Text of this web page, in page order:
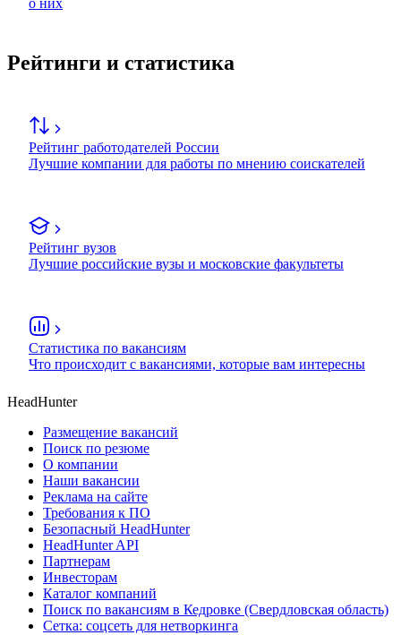
о них
Рейтинги и статистика
Рейтинг работодателей России
Лучшие компании для работы по мнению соискателей
Рейтинг вузов
Лучшие российские вузы и московские факультеты
Статистика по вакансиям
Что происходит с вакансиями, которые вам интересны
HeadHunter
Размещение вакансий
Поиск по резюме
О компании
Наши вакансии
Реклама на сайте
Требования к ПО
Безопасный HeadHunter
HeadHunter API
Партнерам
Инвесторам
Каталог компаний
Поиск по вакансиям в Кедровке (Свердловская область)
Сетка: соцсеть для нетворкинга